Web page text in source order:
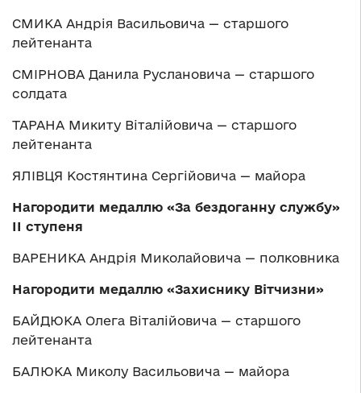
СМИКА Андрія Васильовича — старшого
лейтенанта
СМІРНОВА Данила Руслановича — старшого
солдата
ТАРАНА Микиту Віталійовича — старшого
лейтенанта
ЯЛІВЦЯ Костянтина Сергійовича — майора
Нагородити медаллю «За бездоганну службу»
ІІ ступеня
ВАРЕНИКА Андрія Миколайовича — полковника
Нагородити медаллю «Захиснику Вітчизни»
БАЙДЮКА Олега Віталійовича — старшого
лейтенанта
БАЛЮКА Миколу Васильовича — майора